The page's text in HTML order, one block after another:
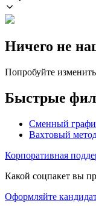
Ничего не
Попробуйте
Быстрые
Сменный
Вахтовый
Корпоративная
Какой соцпакет вы
Оформляйте